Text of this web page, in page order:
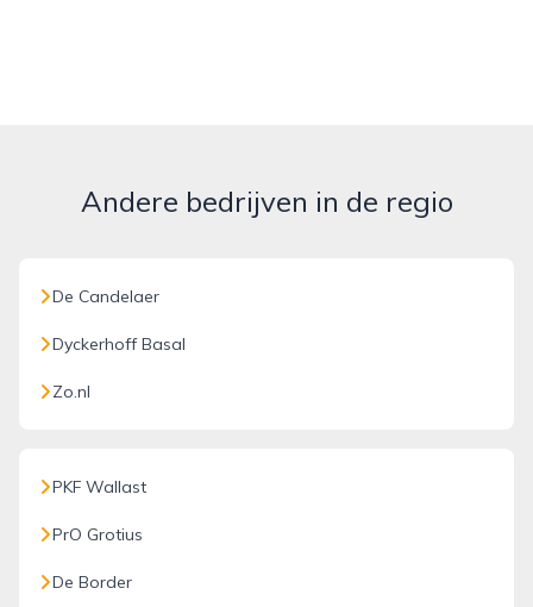
Andere bedrijven in de regio
De Candelaer
Dyckerhoff Basal
Zo.nl
PKF Wallast
PrO Grotius
De Border